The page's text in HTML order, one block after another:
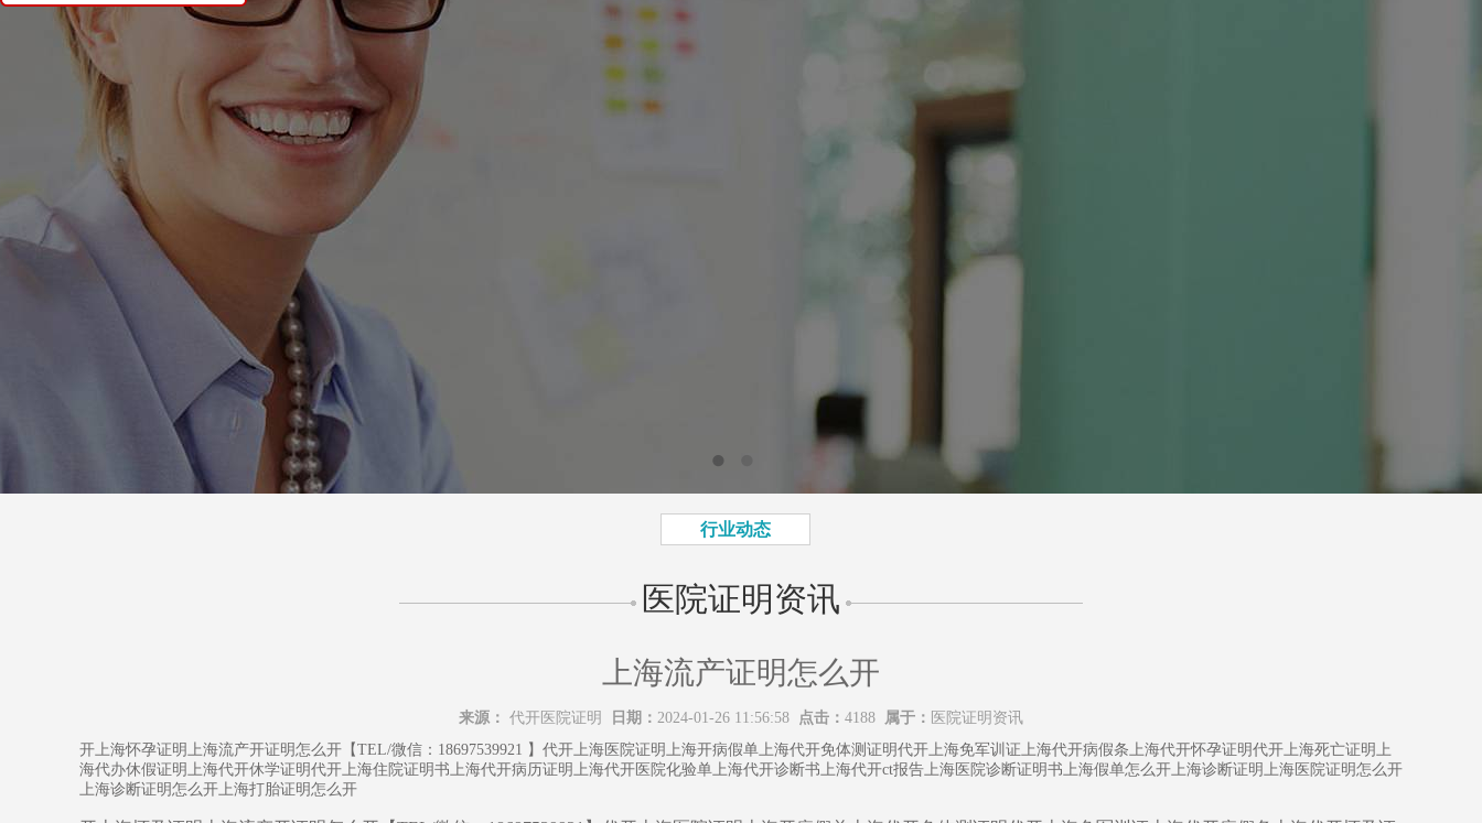
行业动态
医院证明资讯
上海流产证明怎么开
来源： 代开医院证明 日期： 2024-01-26 11:56:58 点击： 4188 属于： 医院证明资讯
开上海怀孕证明上海流产开证明怎么开【TEL/微信：18697539921 】代开上海医院证明上海开病假单上海代开免体测证明代开上海免军训证上海代开病假条上海代开怀孕证明代开上海死亡证明上
海代办休假证明上海代开休学证明代开上海住院证明书上海代开病历证明上海代开医院化验单上海代开诊断书上海代开ct报告上海医院诊断证明书上海假单怎么开上海诊断证明上海医院证明怎么开
上海诊断证明怎么开上海打胎证明怎么开